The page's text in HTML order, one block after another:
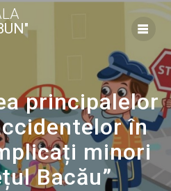
Skip
to
content
principalelor
în
minori
Bacău”